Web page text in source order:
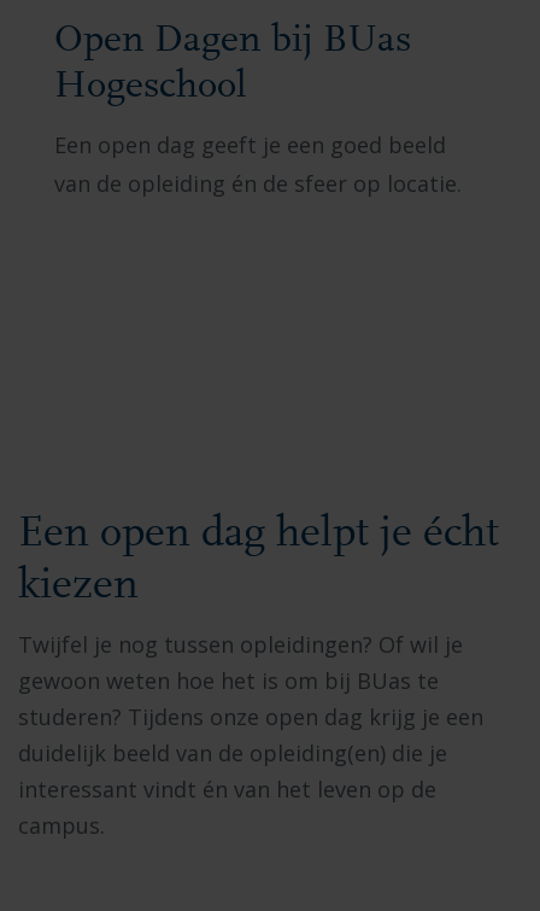
Open Dagen bij BUas
Hogeschool
Een open dag geeft je een goed beeld
van de opleiding én de sfeer op locatie.
Een open dag helpt je écht
kiezen
Twijfel je nog tussen opleidingen? Of wil je
gewoon weten hoe het is om bij BUas te
studeren? Tijdens onze open dag krijg je een
duidelijk beeld van de opleiding(en) die je
interessant vindt én van het leven op de
campus.